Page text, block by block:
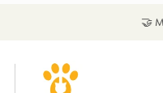
🤝 Możesz zapłacić